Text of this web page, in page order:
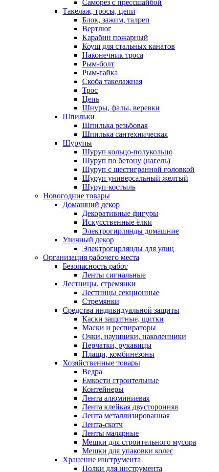
Саморез с прессшайбой
Такелаж, тросы, цепи
Блок, зажим, талреп
Вертлюг
Карабин пожарный
Коуш для стальных канатов
Наконечник троса
Рым-болт
Рым-гайка
Скоба такелажная
Трос
Цепь
Шнуры, фалы, веревки
Шпильки
Шпилька резьбовая
Шпилька сантехническая
Шурупы
Шуруп кольцо-полукольцо
Шуруп по бетону (нагель)
Шуруп с шестигранной головкой
Шуруп универсальный желтый
Шуруп-костыль
Новогодние товары
Домашний декор
Декоративные фигуры
Искусственные ёлки
Электрогирлянды домашние
Уличный декор
Электрогирлянды для улиц
Организация рабочего места
Безопасность работ
Ленты сигнальные
Лестницы, стремянки
Лестницы секционные
Стремянки
Средства индивидуальной защиты
Каски защитные, щитки
Маски и респираторы
Очки, наушники, наколенники
Перчатки, рукавицы
Плащи, комбинезоны
Хозяйственные товары
Ведра
Емкости строительные
Контейнеры
Лента алюминиевая
Лента клейкая двусторонняя
Лента металлизированная
Лента-скотч
Ленты малярные
Мешки для строительного мусора
Мешки для упаковки колес
Хранение инструмента
Полки для инструмента